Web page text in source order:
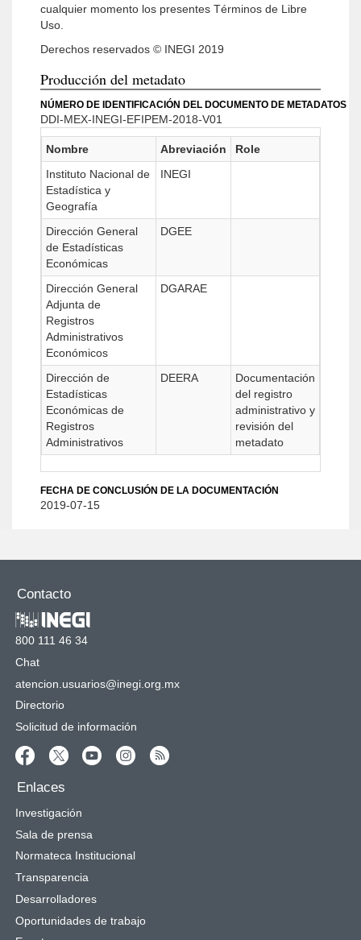
cualquier momento los presentes Términos de Libre
Uso.
Derechos reservados © INEGI 2019
Producción del metadato
NÚMERO DE IDENTIFICACIÓN DEL DOCUMENTO DE METADATOS
DDI-MEX-INEGI-EFIPEM-2018-V01
Nombre Abreviación
Role
Instituto Nacional de
Estadística y
Geografía
INEGI
Dirección General
de Estadísticas
Económicas
DGEE
Dirección General
Adjunta de
Registros
Administrativos
Económicos
DGARAE
Dirección de
Estadísticas
Económicas de
Registros
Administrativos
DEERA
Documentación
del registro
administrativo y
revisión del
metadato
FECHA DE CONCLUSIÓN DE LA DOCUMENTACIÓN
2019-07-15
Contacto
800 111 46 34
Chat
atencion.usuarios@inegi.org.mx
Directorio
Solicitud de información
Enlaces
Investigación
Sala de prensa
Normateca Institucional
Transparencia
Desarrolladores
Oportunidades de trabajo